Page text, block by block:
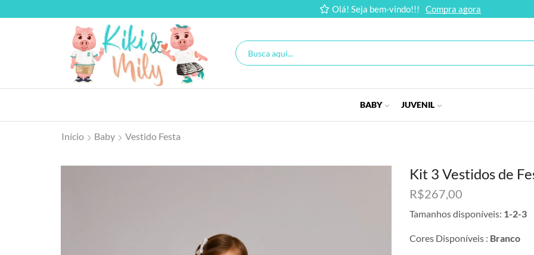
Olá! Seja bem-vindo!!! Compra agora
BABY JUVENIL
Início Baby Vestido Festa
Kit 3 Vestidos de
R$267,00
Tamanhos disponíveis: 1-2-3
Cores Disponíveis : Branco